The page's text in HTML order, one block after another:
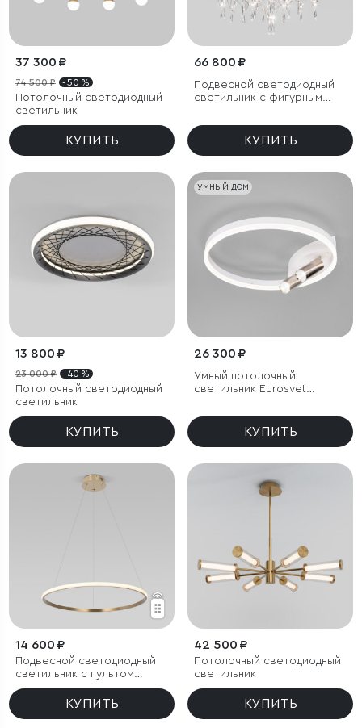
37 300 ₽
74 500 ₽ - 50 %
Потолочный светодиодный
светильник
КУПИТЬ
66 800 ₽
Подвесной светодиодный
светильник с фигурным
КУПИТЬ
13 800 ₽
23 000 ₽ - 40 %
Потолочный светодиодный
светильник
КУПИТЬ
УМНЫЙ ДОМ
26 300 ₽
Умный потолочный
светильник Eurosvet
КУПИТЬ
14 600 ₽
Подвесной светодиодный
светильник с пультом
управления
КУПИТЬ
42 500 ₽
Потолочный светодиодный
светильник
КУПИТЬ